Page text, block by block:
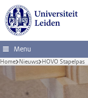
Ga direct naar de inhoud
Menu
Home Nieuws HOVO Stapelpas